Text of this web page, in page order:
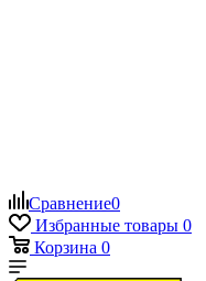
Сравнение0
Избранные товары 0
Корзина 0